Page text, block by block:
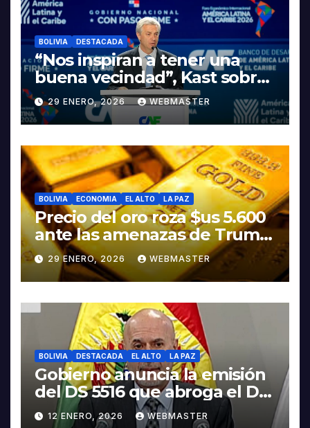
BOLIVIA DESTACADA
“Nos inspiran a tener una
buena vecindad”, Kast sobre
discurso del presidente
Rodrigo Paz
29 ENERO, 2026 WEBMASTER
BOLIVIA ECONOMIA EL ALTO LA PAZ
Precio del oro roza $us 5.600
ante las amenazas de Trump
contra Irán
29 ENERO, 2026 WEBMASTER
BOLIVIA DESTACADA EL ALTO LA PAZ
Gobierno anuncia la emisión
del DS 5516 que abroga el DS
5503
12 ENERO, 2026 WEBMASTER